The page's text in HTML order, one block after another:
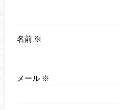
名前 ※
メール ※